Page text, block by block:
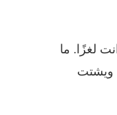
لغزًا. ما
ويشتت